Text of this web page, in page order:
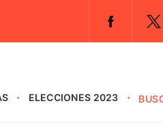
ELECCIONES 2023